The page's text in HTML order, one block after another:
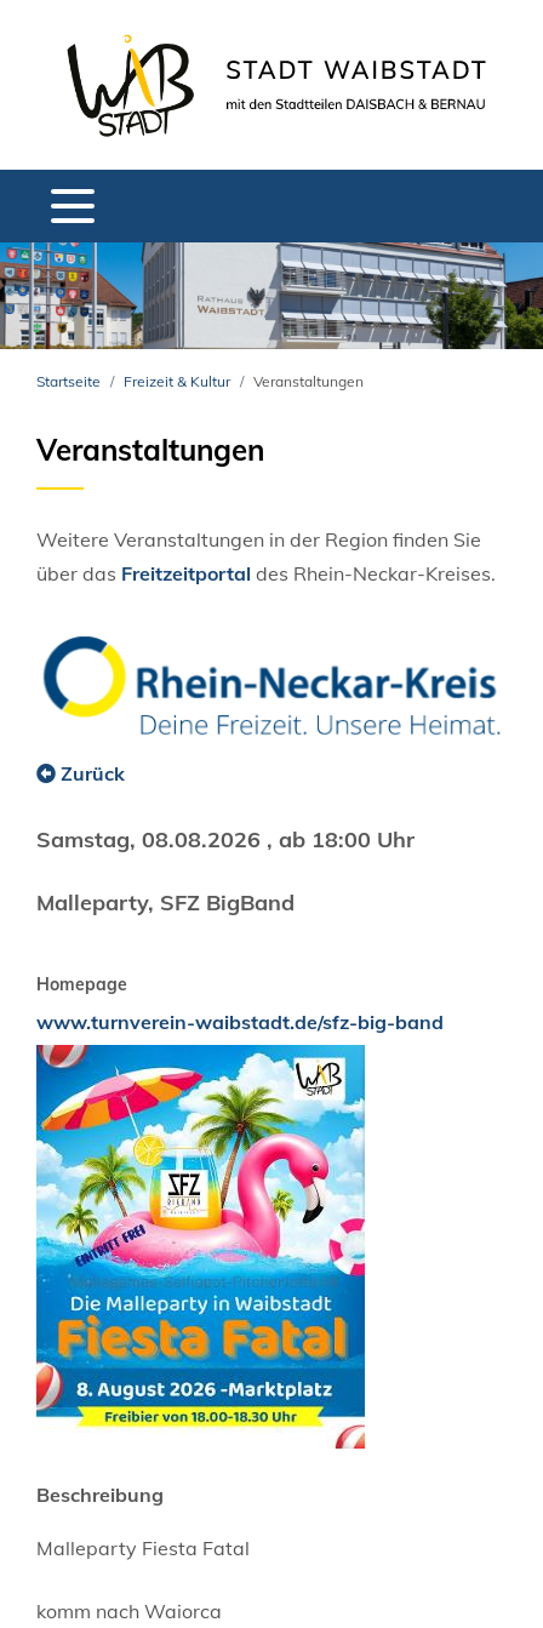
Startseite Freizeit & Kultur Veranstaltungen
Veranstaltungen
Weitere Veranstaltungen in der Region finden Sie
über das Freitzeitportal des Rhein-Neckar-Kreises.
Zurück
Samstag, 08.08.2026 , ab 18:00 Uhr
Malleparty, SFZ BigBand
Homepage
www.turnverein-waibstadt.de/sfz-big-band
Beschreibung
Malleparty Fiesta Fatal
komm nach Waiorca